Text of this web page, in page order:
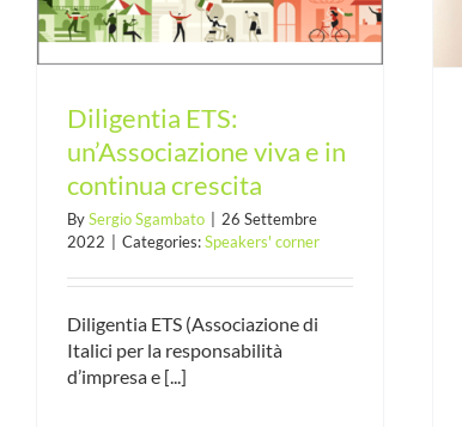
Diligentia ETS:
un’Associazione viva e in
continua crescita
BySergio Sgambato
26 Settembre
2022
Categories:Speakers' corner
Diligentia ETS (Associazione di
Italici per la responsabilità
d’impresa e [...]